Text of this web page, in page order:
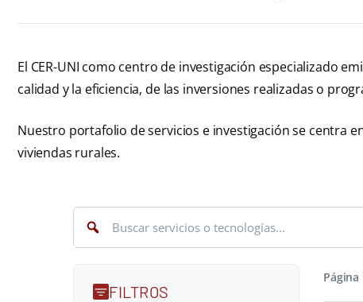
El CER-UNI como centro de investigación especializado
calidad y la eficiencia, de las inversiones realizadas o
Nuestro portafolio de servicios e investigación se centra
viviendas rurales.
FILTROS